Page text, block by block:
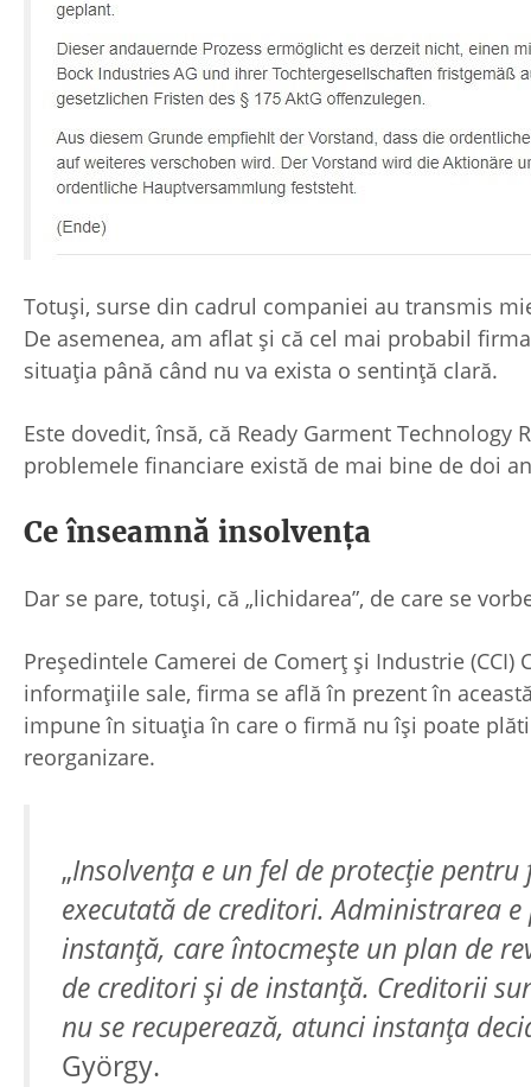
Totuși, surse din cadrul companiei au transmis
De asemenea, am aflat și că cel mai probabil
situația până când nu va exista o sentință clară.
Este dovedit, însă, că Ready Garment
problemele financiare există de mai bine de doi
Ce înseamnă insolvența
Dar se pare, totuși, că „lichidarea”, de care se
Președintele Camerei de Comerț și Industrie (CCI)
informațiile sale, firma se află în prezent în
impune în situația în care o firmă nu își poate
reorganizare.
„Insolvența e un fel de protecție
executată de creditori. Administrarea
instanță, care întocmește un plan de
de creditori și de instanță. Creditorii
nu se recuperează, atunci instanța
György.